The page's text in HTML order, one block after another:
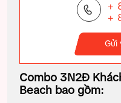
+
+
Gửi
Combo 3N2Đ
Beach bao gồm: